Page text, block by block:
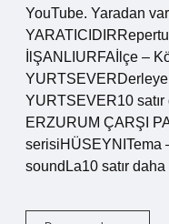
YouTube. Yaradan
İlŞANLIURFAİlçe –
YURTSEVER10
ERZURUM ÇARŞI
serisiHÜSEYNITema
soundLa10 satır